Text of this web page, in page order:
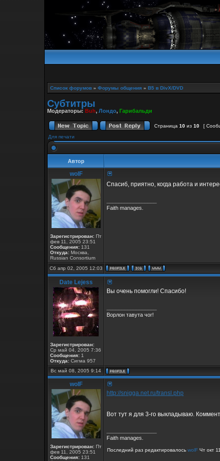
Список форумов » Форумы общения » B5 в DivX/DVD
Субтитры
Модераторы: Buh, Лондо, Гарибальди
Страница 10 из 10
[
Для печати
Автор
wolF
Зарегистрирован: Пт
фев 11, 2005 23:51
Сообщения: 131
Откуда: Москва,
Russian Consortium
Спасиб, приятно, когда работа и
Faith manages.
Сб апр 02, 2005 12:03
Date Lejess
Зарегистрирован:
Ср май 04, 2005 7:36
Сообщения: 1
Откуда: Сигма 957
Вы очень помогли! Спасибо!
Ворлон тавута чог!
Вс май 08, 2005 9:14
wolF
Зарегистрирован: Пт
фев 11, 2005 23:51
Сообщения: 131
http://snigga.net.ru/transl.php
Вот тут я для 3-го выкладываю.
Faith manages.
Последний раз редактировалось wolF Чт окт